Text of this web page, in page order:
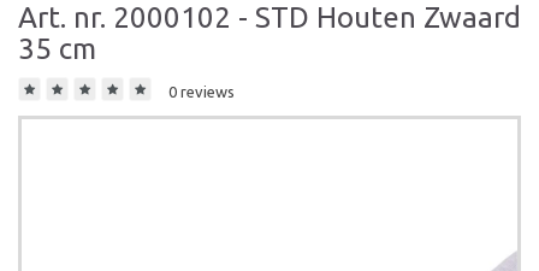
Art. nr. 2000102 - STD Houten Zwaard
35 cm
0 reviews